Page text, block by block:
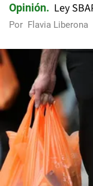
Opinión Ley
Por Flavia Liberona